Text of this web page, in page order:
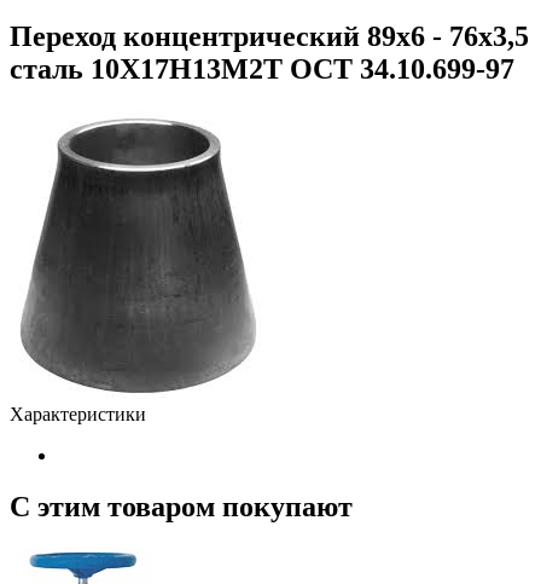
Переход концентрический 89х6 - 76х3,5
сталь 10Х17Н13М2Т ОСТ 34.10.699-97
Характеристики
С этим товаром покупают